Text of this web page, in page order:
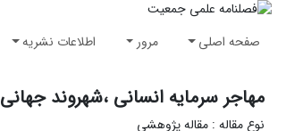
صفحه اصلی مرور اطلاعات نشریه
مهاجر سرمایه انسانی ،شهروند جهانی
نوع مقاله : مقاله پژوهشی